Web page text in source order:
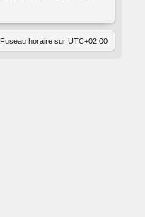
Fuseau horaire sur UTC+02:00